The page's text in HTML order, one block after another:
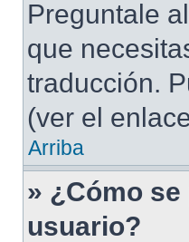
Preguntale
que
traducción.
(ver el
Arriba
» ¿Cómo
usuario?